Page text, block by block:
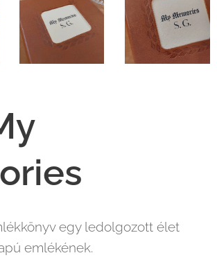
egy ledolgozott élet
emlékének.